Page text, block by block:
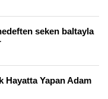
seken baltayla
Hayatta Yapan Adam